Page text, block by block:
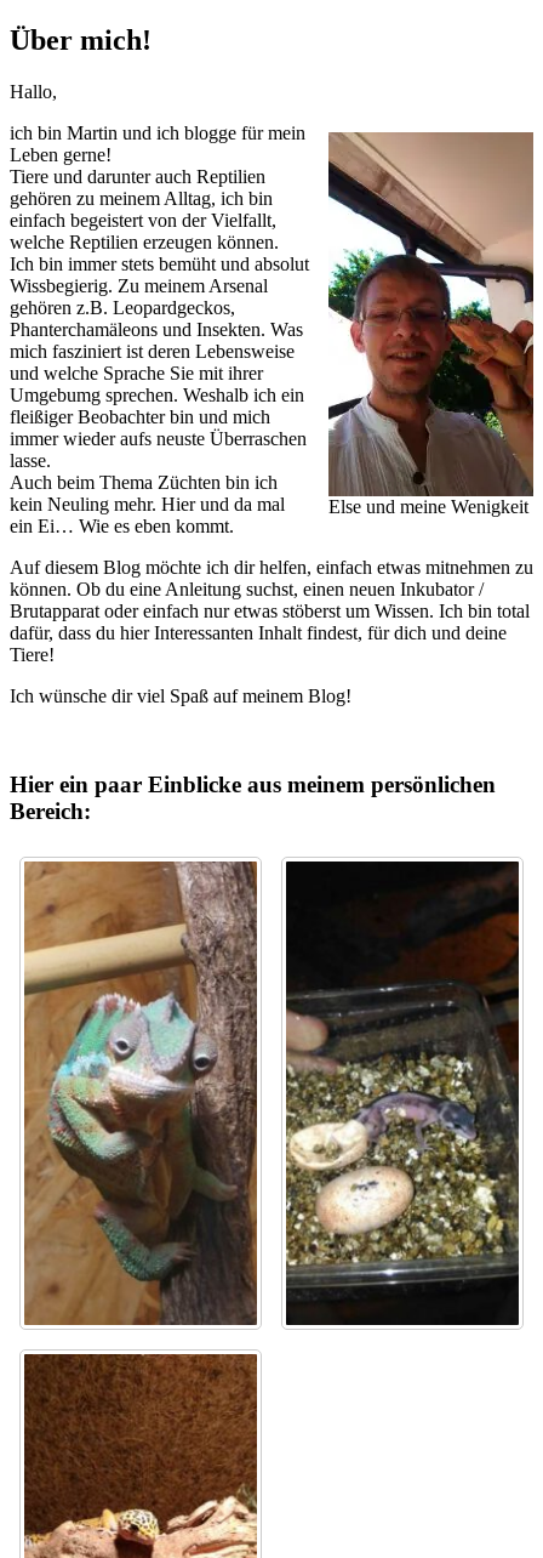
Über mich!
Hallo,
Else und meine Wenigkeit
ich bin Martin und ich blogge für mein
Leben gerne!
Tiere und darunter auch Reptilien
gehören zu meinem Alltag, ich bin
einfach begeistert von der Vielfallt,
welche Reptilien erzeugen können.
Ich bin immer stets bemüht und absolut
Wissbegierig. Zu meinem Arsenal
gehören z.B. Leopardgeckos,
Phanterchamäleons und Insekten. Was
mich fasziniert ist deren Lebensweise
und welche Sprache Sie mit ihrer
Umgebumg sprechen. Weshalb ich ein
fleißiger Beobachter bin und mich
immer wieder aufs neuste Überraschen
lasse.
Auch beim Thema Züchten bin ich
kein Neuling mehr. Hier und da mal
ein Ei… Wie es eben kommt.
Auf diesem Blog möchte ich dir helfen, einfach etwas mitnehmen zu
können. Ob du eine Anleitung suchst, einen neuen Inkubator /
Brutapparat oder einfach nur etwas stöberst um Wissen. Ich bin total
dafür, dass du hier Interessanten Inhalt findest, für dich und deine
Tiere!
Ich wünsche dir viel Spaß auf meinem Blog!
Hier ein paar Einblicke aus meinem persönlichen
Bereich: